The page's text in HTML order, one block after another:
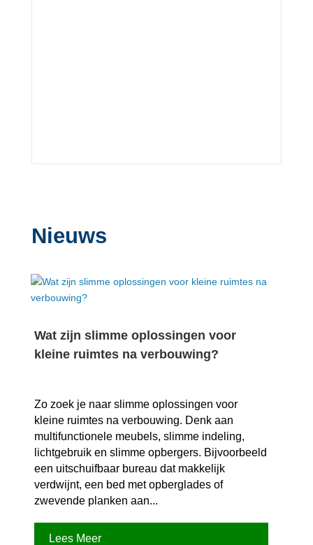
Nieuws
Wat zijn slimme oplossingen voor
kleine ruimtes na verbouwing?
Zo zoek je naar slimme oplossingen voor
kleine ruimtes na verbouwing.​ Denk aan
multifunctionele meubels, slimme indeling,
lichtgebruik en slimme opbergers.​ Bijvoorbeeld
een uitschuifbaar bureau dat makkelijk
verdwijnt, een bed met opberglades of
zwevende planken aan...
Lees Meer